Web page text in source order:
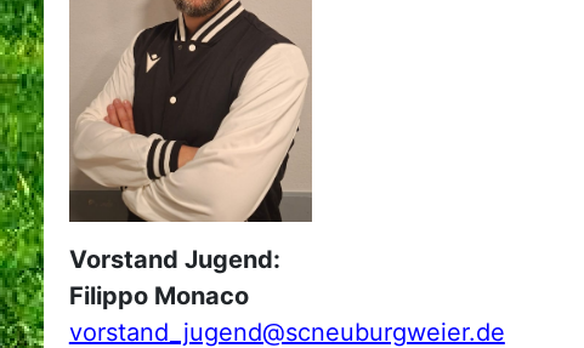
Vorstand Jugend:
Filippo Monaco
vorstand_jugend@scneuburgweier.de